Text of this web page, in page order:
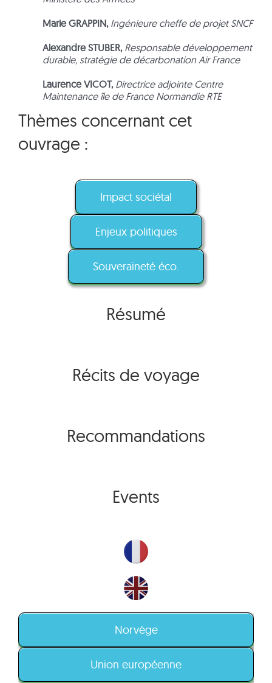
Marie GRAPPIN, Ingénieure cheffe de projet SNCF
Alexandre STUBER, Responsable développement
durable, stratégie de décarbonation Air France
Laurence VICOT, Directrice adjointe Centre
Maintenance île de France Normandie RTE
Thèmes concernant cet
ouvrage :
Impact sociétal
Enjeux politiques
Souveraineté éco.
Résumé
Récits de voyage
Recommandations
Events
Norvège
Union européenne